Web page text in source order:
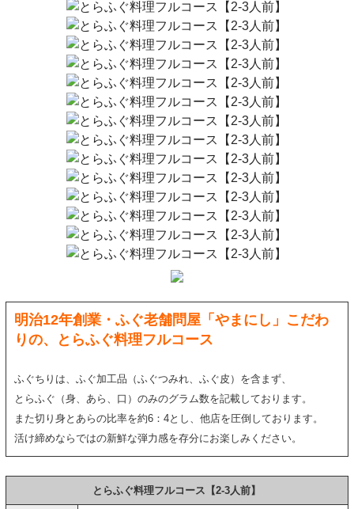
明治12年創業・ふぐ老舗問屋「やまにし」こだわ
りの、とらふぐ料理フルコース
ふぐちりは、ふぐ加工品（ふぐつみれ、ふぐ皮）を含まず、
とらふぐ（身、あら、口）のみのグラム数を記載しております。
また切り身とあらの比率を約6：4とし、他店を圧倒しております。
活け締めならではの新鮮な弾力感を存分にお楽しみください。
とらふぐ料理フルコース【2-3人前】